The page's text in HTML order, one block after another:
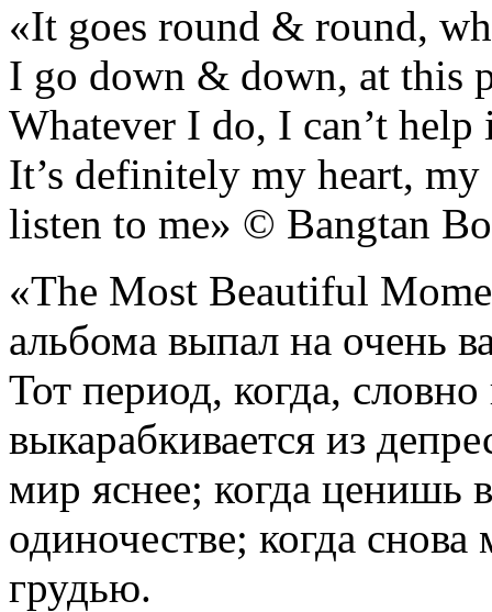
«It goes round & round,
I go down & down, at this
Whatever I do, I can’t help
It’s definitely my heart,
listen to me» © Bangtan
«The Most Beautiful
альбома выпал на очень
Тот период, когда,
выкарабкивается из
мир яснее; когда ценишь
одиночестве; когда
грудью.